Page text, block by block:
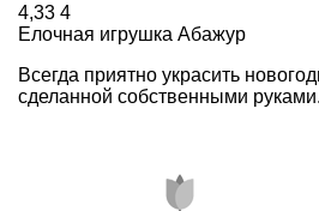
4,33 4
Елочная игрушка Абажур
Всегда приятно украсить
сделанной собственными